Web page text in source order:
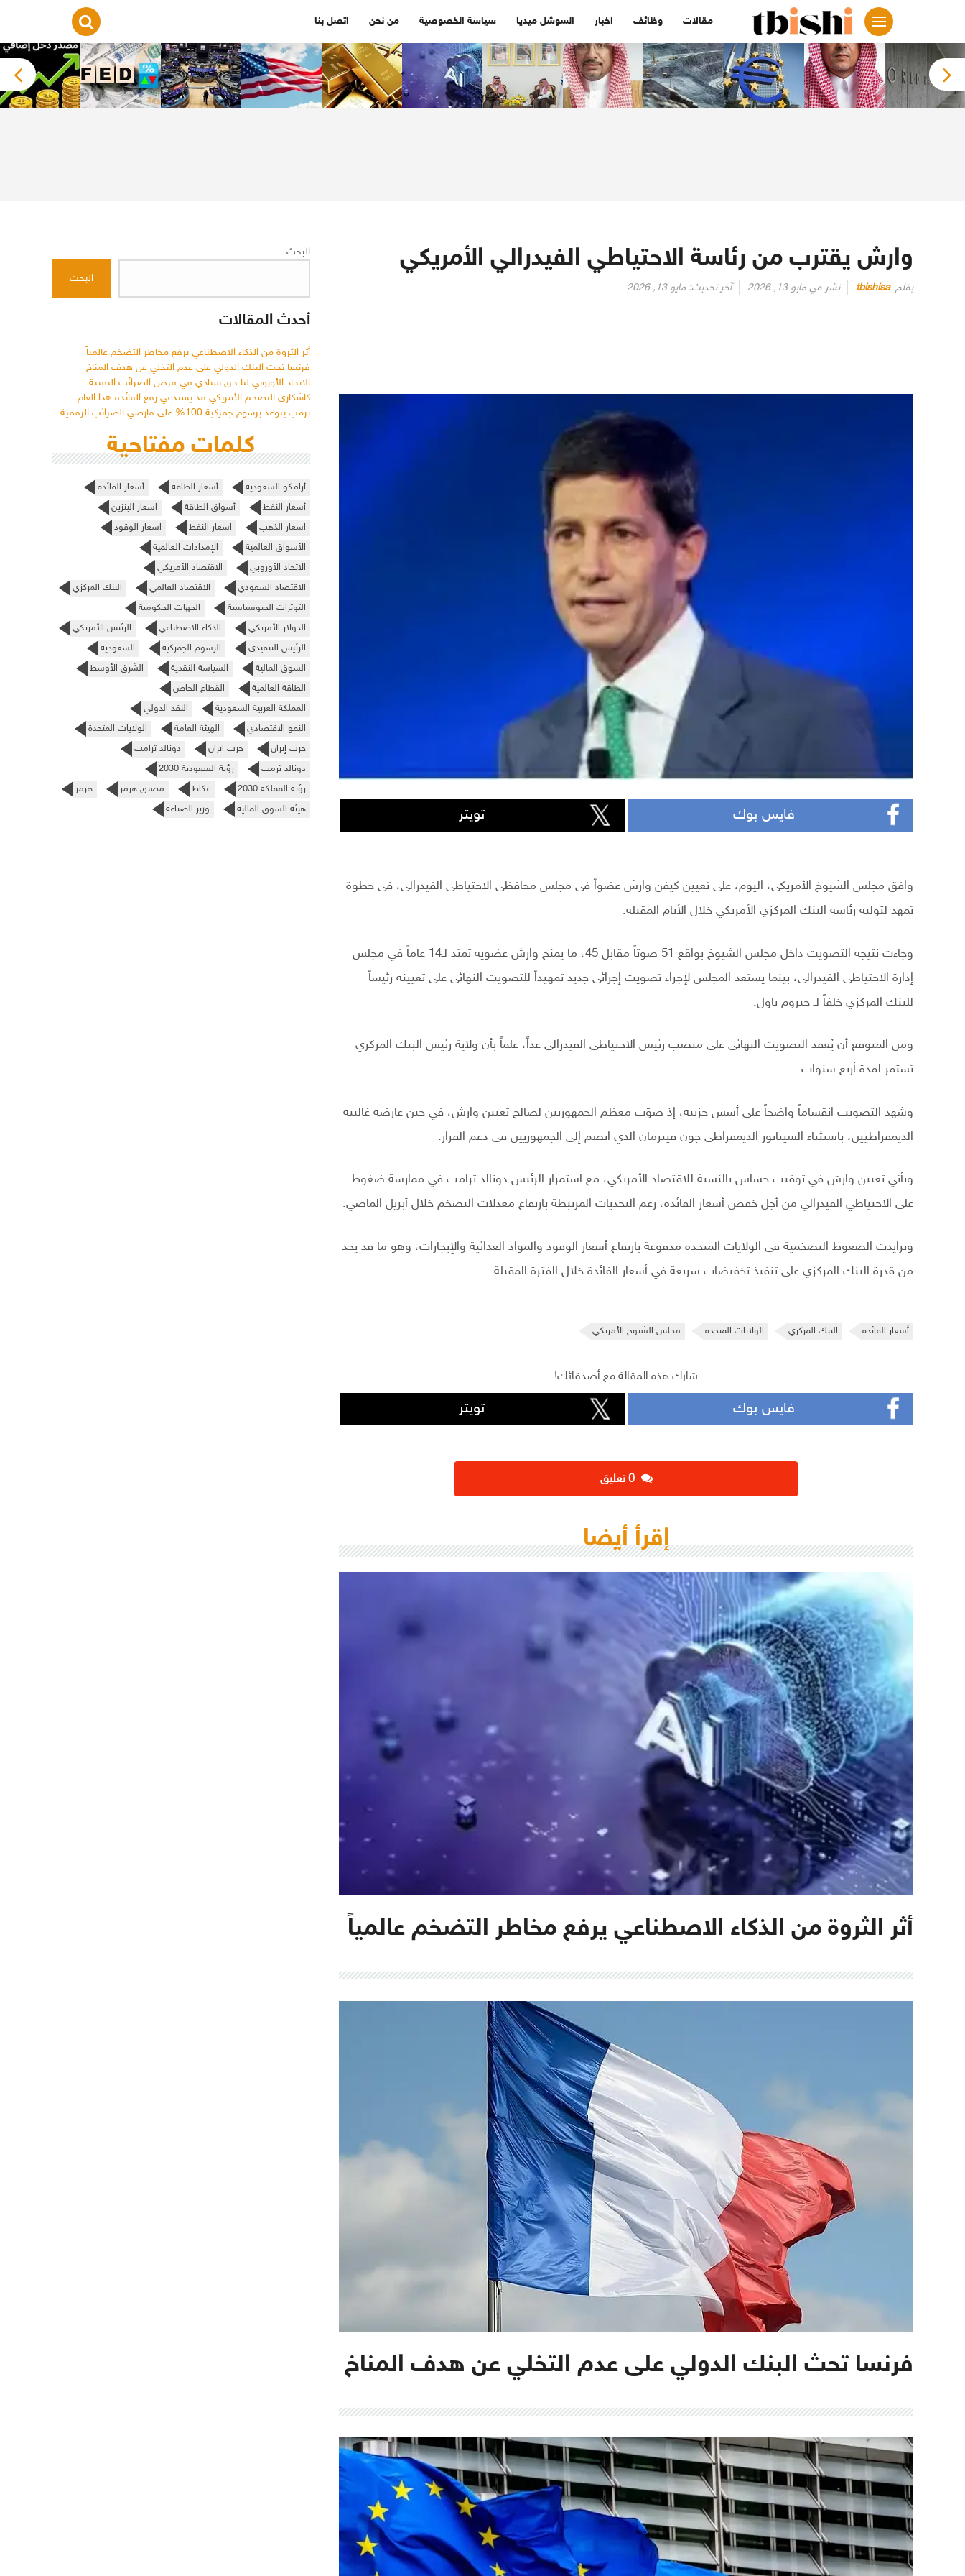
مقالات وظائف اخبار السوشل ميديا سياسة الخصوصية من نحن اتصل بنا
وارش يقترب من رئاسة الاحتياطي الفيدرالي الأمريكي
بقلم tbishisa نشر في مايو 13, 2026 آخر تحديث: مايو 13, 2026
فايس بوك تويتر
وافق مجلس الشيوخ الأمريكي، اليوم، على تعيين كيفن وارش عضواً في مجلس محافظي الاحتياطي الفيدرالي، في خطوة
تمهد لتوليه رئاسة البنك المركزي الأمريكي خلال الأيام المقبلة.
وجاءت نتيجة التصويت داخل مجلس الشيوخ بواقع 51 صوتاً مقابل 45، ما يمنح وارش عضوية تمتد لـ14 عاماً في مجلس
إدارة الاحتياطي الفيدرالي، بينما يستعد المجلس لإجراء تصويت إجرائي جديد تمهيداً للتصويت النهائي على تعيينه رئيساً
للبنك المركزي خلفاً لـ جيروم باول.
ومن المتوقع أن يُعقد التصويت النهائي على منصب رئيس الاحتياطي الفيدرالي غداً، علماً بأن ولاية رئيس البنك المركزي
تستمر لمدة أربع سنوات.
وشهد التصويت انقساماً واضحاً على أسس حزبية، إذ صوّت معظم الجمهوريين لصالح تعيين وارش، في حين عارضه غالبية
الديمقراطيين، باستثناء السيناتور الديمقراطي جون فيترمان الذي انضم إلى الجمهوريين في دعم القرار.
ويأتي تعيين وارش في توقيت حساس بالنسبة للاقتصاد الأمريكي، مع استمرار الرئيس دونالد ترامب في ممارسة ضغوط
على الاحتياطي الفيدرالي من أجل خفض أسعار الفائدة، رغم التحديات المرتبطة بارتفاع معدلات التضخم خلال أبريل الماضي.
وتزايدت الضغوط التضخمية في الولايات المتحدة مدفوعة بارتفاع أسعار الوقود والمواد الغذائية والإيجارات، وهو ما قد يحد
من قدرة البنك المركزي على تنفيذ تخفيضات سريعة في أسعار الفائدة خلال الفترة المقبلة.
أسعار الفائدة البنك المركزي الولايات المتحدة مجلس الشيوخ الأمريكي
شارك هذه المقالة مع أصدقائك!
فايس بوك تويتر
‫0 تعليق
إقرأ أيضا
أثر الثروة من الذكاء الاصطناعي يرفع مخاطر التضخم عالمياً
فرنسا تحث البنك الدولي على عدم التخلي عن هدف المناخ
البحث
البحث
أحدث المقالات
أثر الثروة من الذكاء الاصطناعي يرفع مخاطر التضخم عالمياً
فرنسا تحث البنك الدولي على عدم التخلي عن هدف المناخ
الاتحاد الأوروبي لنا حق سيادي في فرض الضرائب التقنية
كاشكاري التضخم الأمريكي قد يستدعي رفع الفائدة هذا العام
ترمب يتوعد برسوم جمركية 100% على فارضي الضرائب الرقمية
كلمات مفتاحية
أرامكو السعودية أسعار الطاقة
أسعار الفائدة
أسعار النفط
أسواق الطاقة
اسعار البنزين
اسعار الذهب
اسعار النفط
اسعار الوقود
الأسواق العالمية
الإمدادات العالمية
الاتحاد الأوروبي
الاقتصاد الأمريكي
الاقتصاد السعودي
الاقتصاد العالمي
البنك المركزي
التوترات الجيوسياسية
الجهات الحكومية
الدولار الأمريكي
الذكاء الاصطناعي
الرئيس الأمريكي
الرئيس التنفيذي
الرسوم الجمركية
السعودية
السوق المالية
السياسة النقدية
الشرق الأوسط
الطاقة العالمية
القطاع الخاص
المملكة العربية السعودية
النقد الدولي
النمو الاقتصادي
الهيئة العامة
الولايات المتحدة
حرب إيران
حرب ايران
دونالد ترامب
دونالد ترمب
رؤية السعودية 2030
رؤية المملكة 2030
عكاظ مضيق هرمز
هرمز
هيئة السوق المالية
وزير الصناعة